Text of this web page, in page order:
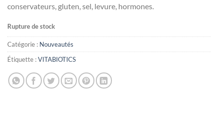
conservateurs, gluten, sel, levure, hormones.
Rupture de stock
Catégorie : Nouveautés
Étiquette :VITABIOTICS